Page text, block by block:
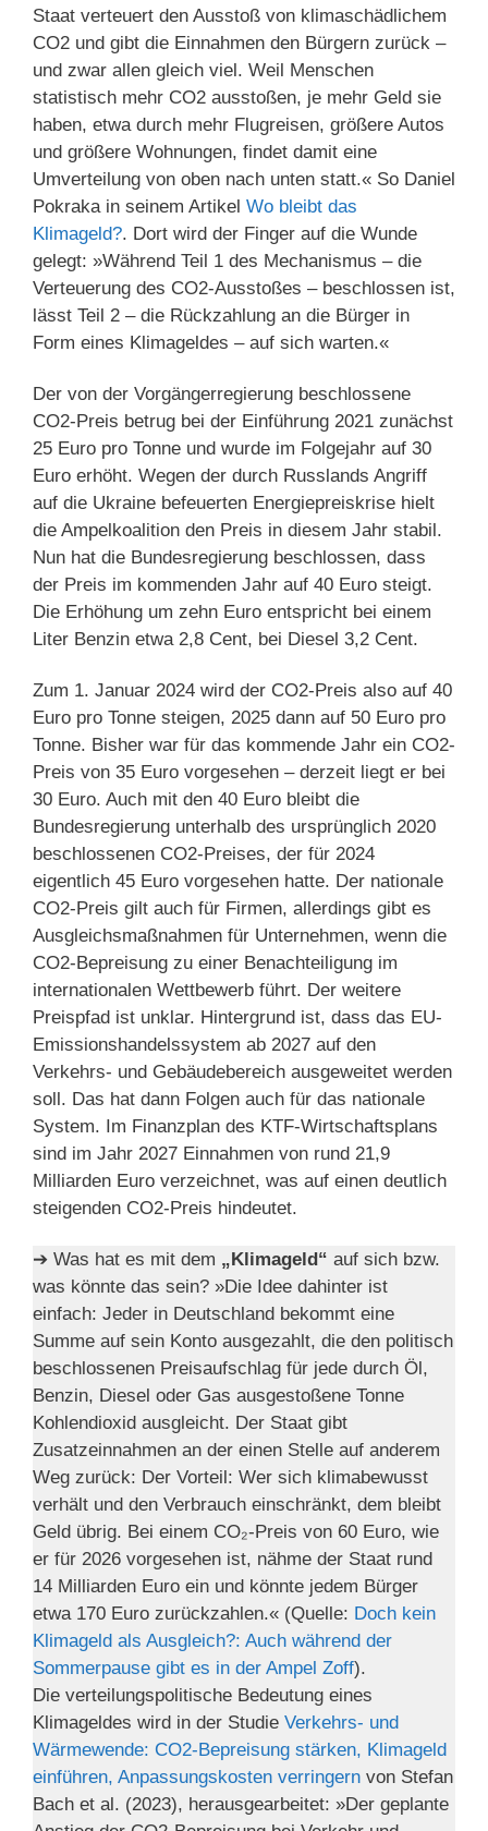
Staat verteuert den Ausstoß von klimaschädlichem
CO2 und gibt die Einnahmen den Bürgern zurück –
und zwar allen gleich viel. Weil Menschen
statistisch mehr CO2 ausstoßen, je mehr Geld sie
haben, etwa durch mehr Flugreisen, größere Autos
und größere Wohnungen, findet damit eine
Umverteilung von oben nach unten statt.« So Daniel
Pokraka in seinem Artikel Wo bleibt das
Klimageld?. Dort wird der Finger auf die Wunde
gelegt: »Während Teil 1 des Mechanismus – die
Verteuerung des CO2-Ausstoßes – beschlossen ist,
lässt Teil 2 – die Rückzahlung an die Bürger in
Form eines Klimageldes – auf sich warten.«
Der von der Vorgängerregierung beschlossene
CO2-Preis betrug bei der Einführung 2021 zunächst
25 Euro pro Tonne und wurde im Folgejahr auf 30
Euro erhöht. Wegen der durch Russlands Angriff
auf die Ukraine befeuerten Energiepreiskrise hielt
die Ampelkoalition den Preis in diesem Jahr stabil.
Nun hat die Bundesregierung beschlossen, dass
der Preis im kommenden Jahr auf 40 Euro steigt.
Die Erhöhung um zehn Euro entspricht bei einem
Liter Benzin etwa 2,8 Cent, bei Diesel 3,2 Cent.
Zum 1. Januar 2024 wird der CO2-Preis also auf 40
Euro pro Tonne steigen, 2025 dann auf 50 Euro pro
Tonne. Bisher war für das kommende Jahr ein CO2-
Preis von 35 Euro vorgesehen – derzeit liegt er bei
30 Euro. Auch mit den 40 Euro bleibt die
Bundesregierung unterhalb des ursprünglich 2020
beschlossenen CO2-Preises, der für 2024
eigentlich 45 Euro vorgesehen hatte. Der nationale
CO2-Preis gilt auch für Firmen, allerdings gibt es
Ausgleichsmaßnahmen für Unternehmen, wenn die
CO2-Bepreisung zu einer Benachteiligung im
internationalen Wettbewerb führt. Der weitere
Preispfad ist unklar. Hintergrund ist, dass das EU-
Emissionshandelssystem ab 2027 auf den
Verkehrs- und Gebäudebereich ausgeweitet werden
soll. Das hat dann Folgen auch für das nationale
System. Im Finanzplan des KTF-Wirtschaftsplans
sind im Jahr 2027 Einnahmen von rund 21,9
Milliarden Euro verzeichnet, was auf einen deutlich
steigenden CO2-Preis hindeutet.
➔ Was hat es mit dem „Klimageld“ auf sich bzw.
was könnte das sein? »Die Idee dahinter ist
einfach: Jeder in Deutschland bekommt eine
Summe auf sein Konto ausgezahlt, die den politisch
beschlossenen Preisaufschlag für jede durch Öl,
Benzin, Diesel oder Gas ausgestoßene Tonne
Kohlendioxid ausgleicht. Der Staat gibt
Zusatzeinnahmen an der einen Stelle auf anderem
Weg zurück: Der Vorteil: Wer sich klimabewusst
verhält und den Verbrauch einschränkt, dem bleibt
Geld übrig. Bei einem CO₂-Preis von 60 Euro, wie
er für 2026 vorgesehen ist, nähme der Staat rund
14 Milliarden Euro ein und könnte jedem Bürger
etwa 170 Euro zurückzahlen.« (Quelle: Doch kein
Klimageld als Ausgleich?: Auch während der
Sommerpause gibt es in der Ampel Zoff).
Die verteilungspolitische Bedeutung eines
Klimageldes wird in der Studie Verkehrs- und
Wärmewende: CO2-Bepreisung stärken, Klimageld
einführen, Anpassungskosten verringern von Stefan
Bach et al. (2023), herausgearbeitet: »Der geplante